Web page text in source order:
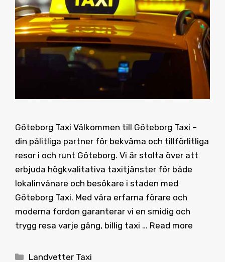
Göteborg Taxi Välkommen till Göteborg Taxi –
din pålitliga partner för bekväma och tillförlitliga
resor i och runt Göteborg. Vi är stolta över att
erbjuda högkvalitativa taxitjänster för både
lokalinvånare och besökare i staden med
Göteborg Taxi. Med våra erfarna förare och
moderna fordon garanterar vi en smidig och
trygg resa varje gång, billig taxi … Read more
Categories
Landvetter Taxi